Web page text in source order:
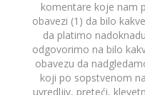
komentare koje nam
obavezi (1) da bilo
da platimo
odgovorimo na bilo
obavezu da
koji po sopstvenom
uvredljiv, preteći,